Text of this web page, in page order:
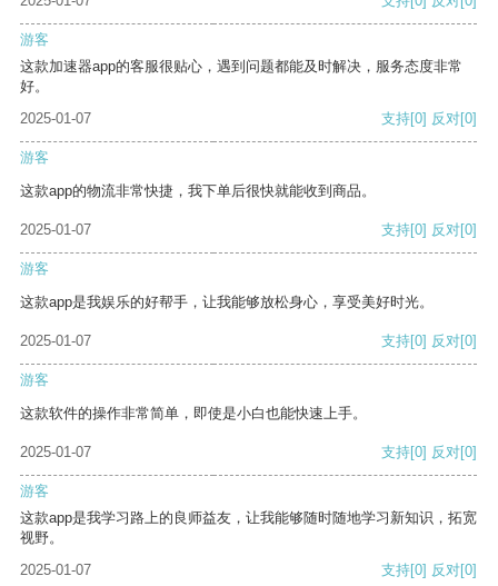
游客
这款加速器app的客服很贴心，遇到问题都能及时解决，服务态度非常
好。
2025-01-07
支持[0] 反对[0]
游客
这款app的物流非常快捷，我下单后很快就能收到商品。
2025-01-07 支持[0] 反对[0]
游客
这款app是我娱乐的好帮手，让我能够放松身心，享受美好时光。
2025-01-07 支持[0] 反对[0]
游客
这款软件的操作非常简单，即使是小白也能快速上手。
2025-01-07 支持[0] 反对[0]
游客
这款app是我学习路上的良师益友，让我能够随时随地学习新知识，拓宽
视野。
2025-01-07
支持[0] 反对[0]